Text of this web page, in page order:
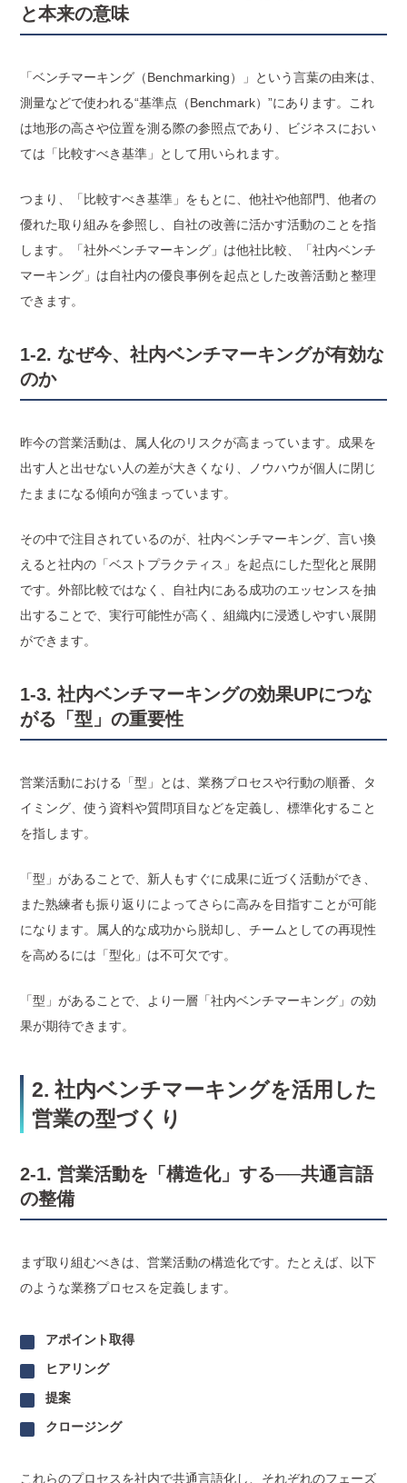
と本来の意味
「ベンチマーキング（Benchmarking）」という言葉の由来は、
測量などで使われる“基準点（Benchmark）”にあります。これ
は地形の高さや位置を測る際の参照点であり、ビジネスにおい
ては「比較すべき基準」として用いられます。
つまり、「比較すべき基準」をもとに、他社や他部門、他者の
優れた取り組みを参照し、自社の改善に活かす活動のことを指
します。「社外ベンチマーキング」は他社比較、「社内ベンチ
マーキング」は自社内の優良事例を起点とした改善活動と整理
できます。
1-2. なぜ今、社内ベンチマーキングが有効な
のか
昨今の営業活動は、属人化のリスクが高まっています。成果を
出す人と出せない人の差が大きくなり、ノウハウが個人に閉じ
たままになる傾向が強まっています。
その中で注目されているのが、社内ベンチマーキング、言い換
えると社内の「ベストプラクティス」を起点にした型化と展開
です。外部比較ではなく、自社内にある成功のエッセンスを抽
出することで、実行可能性が高く、組織内に浸透しやすい展開
ができます。
1-3. 社内ベンチマーキングの効果UPにつな
がる「型」の重要性
営業活動における「型」とは、業務プロセスや行動の順番、タ
イミング、使う資料や質問項目などを定義し、標準化すること
を指します。
「型」があることで、新人もすぐに成果に近づく活動ができ、
また熟練者も振り返りによってさらに高みを目指すことが可能
になります。属人的な成功から脱却し、チームとしての再現性
を高めるには「型化」は不可欠です。
「型」があることで、より一層「社内ベンチマーキング」の効
果が期待できます。
2. 社内ベンチマーキングを活用した
営業の型づくり
2-1. 営業活動を「構造化」する──共通言語
の整備
まず取り組むべきは、営業活動の構造化です。たとえば、以下
のような業務プロセスを定義します。
アポイント取得
ヒアリング
提案
クロージング
これらのプロセスを社内で共通言語化し、それぞれのフェーズ